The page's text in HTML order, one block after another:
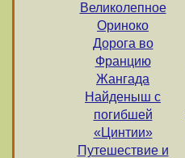
Великолепное
Ориноко
Дорога во
Францию
Жангада
Найденыш с
погибшей
«Цинтии»
Путешествие и